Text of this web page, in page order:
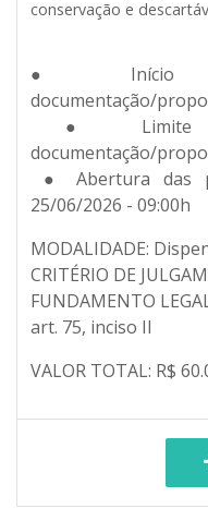
conservação e
● Início de
documentação/
● Limite
documentação/
● Abertura das
25/06/2026 - 09:00h
MODALIDADE:
CRITÉRIO DE
FUNDAMENTO
art. 75, inciso II
VALOR TOTAL: R$